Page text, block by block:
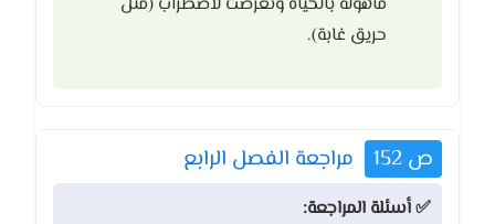
حريق غابة).
ص 152 مراجعة الفصل الرابع
✅ أسئلة المراجعة: